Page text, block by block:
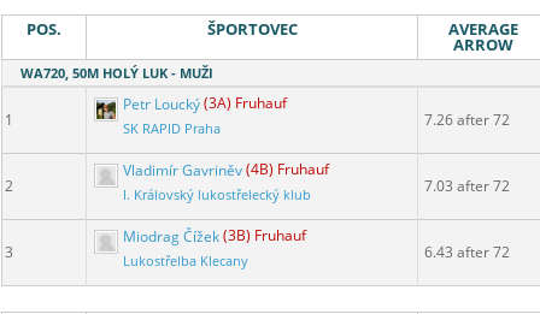
POS. ŠPORTOVEC AVERAGE
ARROW
WA720, 50M HOLÝ LUK - MUŽI
1
Petr Loucký(3A) Fruhauf
SK RAPID Praha 7.26 after 72
2
Vladimír Gavriněv(4B) Fruhauf
I. Královský lukostřelecký klub 7.03 after 72
3
Miodrag Čížek(3B) Fruhauf
Lukostřelba Klecany 6.43 after 72